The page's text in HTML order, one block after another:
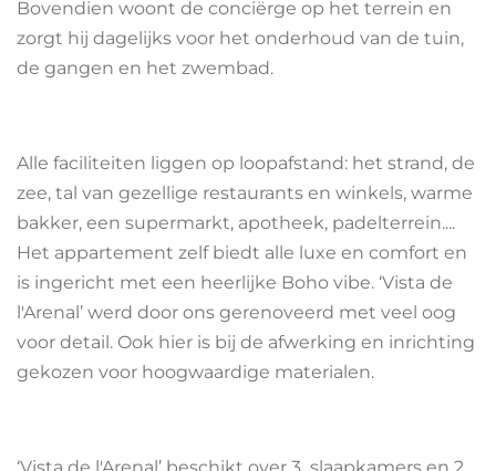
Bovendien woont de conciërge op het terrein en
zorgt hij dagelijks voor het onderhoud van de tuin,
de gangen en het zwembad.
Alle faciliteiten liggen op loopafstand: het strand, de
zee, tal van gezellige restaurants en winkels, warme
bakker, een supermarkt, apotheek, padelterrein....
Het appartement zelf biedt alle luxe en comfort en
is ingericht met een heerlijke Boho vibe. ‘Vista de
l'Arenal’ werd door ons gerenoveerd met veel oog
voor detail. Ook hier is bij de afwerking en inrichting
gekozen voor hoogwaardige materialen.